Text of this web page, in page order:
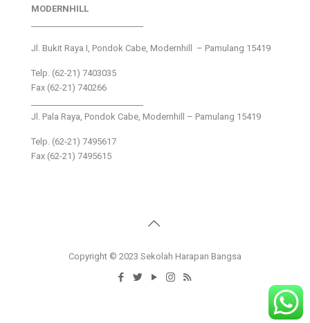
MODERNHILL
Jl. Bukit Raya I, Pondok Cabe, Modernhill – Pamulang 15419
Telp. (62-21) 7403035
Fax (62-21) 740266
Jl. Pala Raya, Pondok Cabe, Modernhill – Pamulang 15419
Telp. (62-21) 7495617
Fax (62-21) 7495615
Copyright © 2023 Sekolah Harapan Bangsa